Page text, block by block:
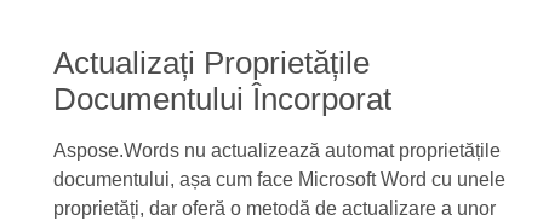
Actualizați Proprietățile
Documentului Încorporat
Aspose.Words nu actualizează automat proprietățile
documentului, așa cum face Microsoft Word cu unele
proprietăți, dar oferă o metodă de actualizare a unor